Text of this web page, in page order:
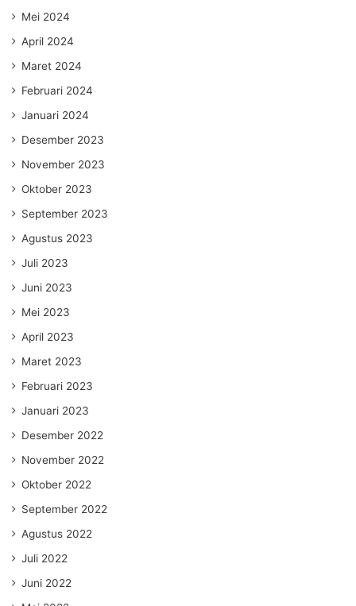
Mei 2024
April 2024
Maret 2024
Februari 2024
Januari 2024
Desember 2023
November 2023
Oktober 2023
September 2023
Agustus 2023
Juli 2023
Juni 2023
Mei 2023
April 2023
Maret 2023
Februari 2023
Januari 2023
Desember 2022
November 2022
Oktober 2022
September 2022
Agustus 2022
Juli 2022
Juni 2022